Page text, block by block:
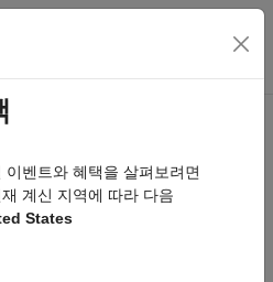
메뉴 토글
마나 도움이 되었습니까?
벤트와 혜택을 살펴보려면
계신 지역에 따라 다음
States